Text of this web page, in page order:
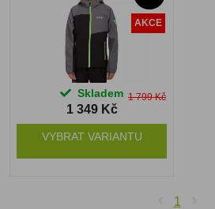
AKCE
Skladem 1 799 Kč
1 349 Kč
VYBRAT VARIANTU
1